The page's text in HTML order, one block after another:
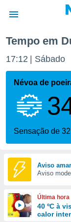
da
foi
fornecidas
a este
das
e
forma
digital
Tempo em
17:12 Sábado
Névoa de
Sensação de
Aviso
Aviso
Última hora
40 ºC à
calor